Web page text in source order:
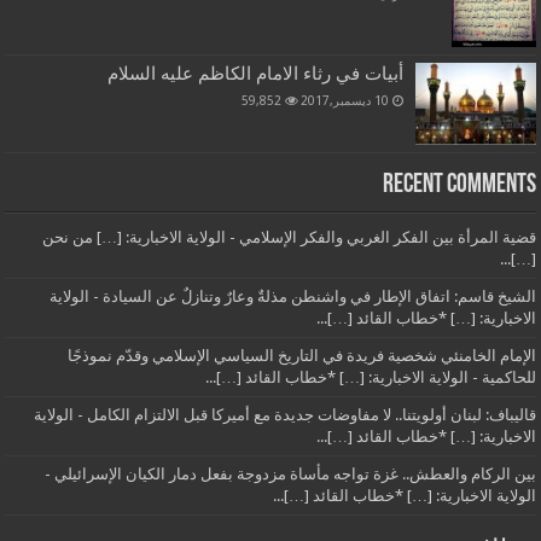
أبيات في رثاء الامام الكاظم عليه السلام
10 ديسمبر,2017 59,852
Recent Comments
قضية المرأة بين الفكر الغربي والفكر الإسلامي - الولاية الاخبارية: […] من نحن
[…]...
الشيخ قاسم: اتفاق الإطار في واشنطن مذلةٌ وعارٌ وتنازلٌ عن السيادة - الولاية
الاخبارية: […] *خطاب القائد […]...
الإمام الخامنئي شخصية فريدة في التاريخ السياسي الإسلامي وقدّم نموذجًا
للحاكمية - الولاية الاخبارية: […] *خطاب القائد […]...
قاليباف: لبنان أولويتنا.. لا مفاوضات جديدة مع أميركا قبل الالتزام الكامل - الولاية
الاخبارية: […] *خطاب القائد […]...
بين الركام والعطش.. غزة تواجه مأساة مزدوجة بفعل دمار الكيان الإسرائيلي -
الولاية الاخبارية: […] *خطاب القائد […]...